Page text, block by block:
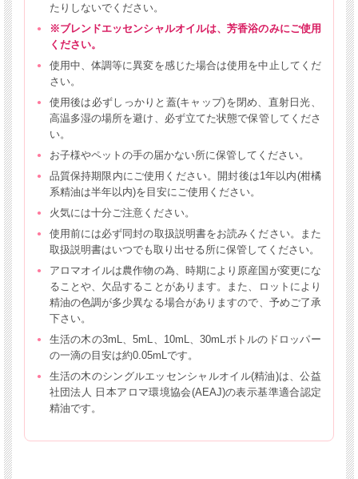
たりしないでください。
※ブレンドエッセンシャルオイルは、芳香浴のみにご使用
ください。
使用中、体調等に異変を感じた場合は使用を中止してくだ
さい。
使用後は必ずしっかりと蓋(キャップ)を閉め、直射日光、
高温多湿の場所を避け、必ず立てた状態で保管してくださ
い。
お子様やペットの手の届かない所に保管してください。
品質保持期限内にご使用ください。開封後は1年以内(柑橘
系精油は半年以内)を目安にご使用ください。
火気には十分ご注意ください。
使用前には必ず同封の取扱説明書をお読みください。また
取扱説明書はいつでも取り出せる所に保管してください。
アロマオイルは農作物の為、時期により原産国が変更にな
ることや、欠品することがあります。また、ロットにより
精油の色調が多少異なる場合がありますので、予めご了承
下さい。
生活の木の3mL、5mL、10mL、30mLボトルのドロッパー
の一滴の目安は約0.05mLです。
生活の木のシングルエッセンシャルオイル(精油)は、公益
社団法人 日本アロマ環境協会(AEAJ)の表示基準適合認定
精油です。